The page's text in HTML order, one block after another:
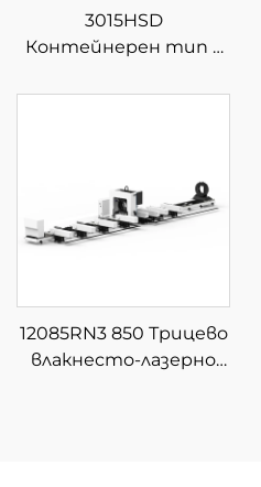
3015HSD
Контейнерен тип с
платформа за фибер
12085RN3 850 Трицево
влакнесто-лазерно